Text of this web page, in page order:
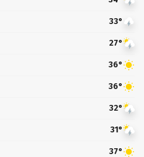
33°
27°
36°
36°
32°
31°
37°